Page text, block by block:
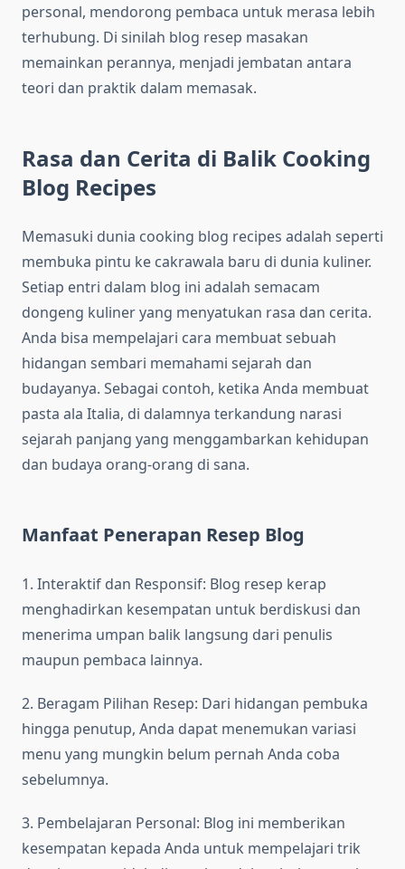
personal, mendorong pembaca untuk merasa lebih
terhubung. Di sinilah blog resep masakan
memainkan perannya, menjadi jembatan antara
teori dan praktik dalam memasak.
Rasa dan Cerita di Balik Cooking
Blog Recipes
Memasuki dunia cooking blog recipes adalah seperti
membuka pintu ke cakrawala baru di dunia kuliner.
Setiap entri dalam blog ini adalah semacam
dongeng kuliner yang menyatukan rasa dan cerita.
Anda bisa mempelajari cara membuat sebuah
hidangan sembari memahami sejarah dan
budayanya. Sebagai contoh, ketika Anda membuat
pasta ala Italia, di dalamnya terkandung narasi
sejarah panjang yang menggambarkan kehidupan
dan budaya orang-orang di sana.
Manfaat Penerapan Resep Blog
1. Interaktif dan Responsif: Blog resep kerap
menghadirkan kesempatan untuk berdiskusi dan
menerima umpan balik langsung dari penulis
maupun pembaca lainnya.
2. Beragam Pilihan Resep: Dari hidangan pembuka
hingga penutup, Anda dapat menemukan variasi
menu yang mungkin belum pernah Anda coba
sebelumnya.
3. Pembelajaran Personal: Blog ini memberikan
kesempatan kepada Anda untuk mempelajari trik